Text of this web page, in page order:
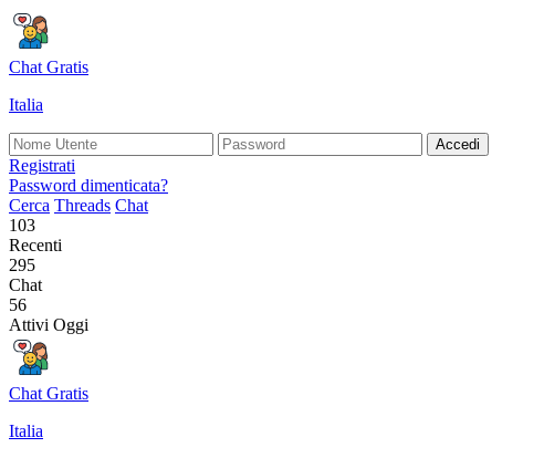
Chat Gratis
Italia
Accedi
Registrati
Password dimenticata?
Cerca Threads Chat
103
Recenti
295
Chat
56
Attivi Oggi
Chat Gratis
Italia